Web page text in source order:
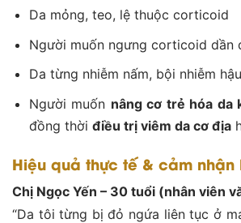
Da mỏng, teo, lệ thuộc corticoid
Người muốn ngưng corticoid dần
Da từng nhiễm nấm, bội nhiễm
Người muốn nâng cơ trẻ hóa da
đồng thời điều trị viêm da cơ địa
Hiệu quả thực tế & cảm
Chị Ngọc Yến – 30 tuổi (nhân viên
“Da tôi từng bị đỏ ngứa liên tục ở